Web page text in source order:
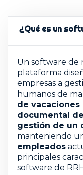
¿Qué es un
Un software de
plataforma
empresas a
humanos de
de
documental
gestión de un
manteniendo
empleados
principales
software de